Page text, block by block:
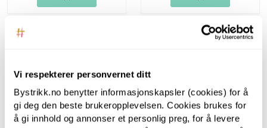
Vi respekterer personvernet ditt
Bystrikk.no benytter informasjonskapsler (cookies) for å
gi deg den beste brukeropplevelsen. Cookies brukes for
å gi innhold og annonser et personlig preg, for å levere
Symfonie
Symfonie, 80 cm, 2.5
Symfonie
Symfonie, 80 cm, 3.0